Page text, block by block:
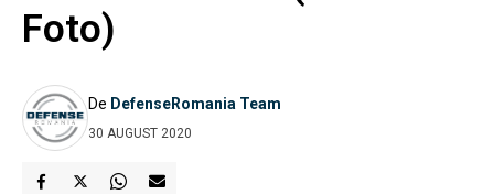
Foto)
De DefenseRomania Team
30 AUGUST 2020